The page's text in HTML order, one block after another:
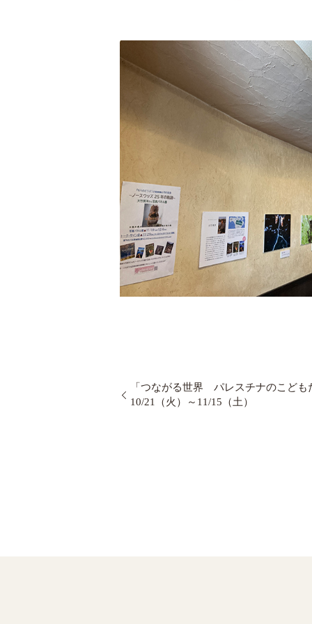
「つながる世界 パレスチナのこど
10/21（火）～11/15（土）